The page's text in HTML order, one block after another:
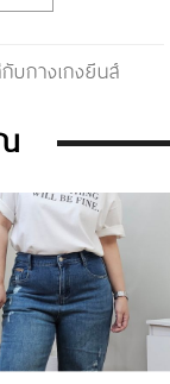
บกางเกงยีนส์